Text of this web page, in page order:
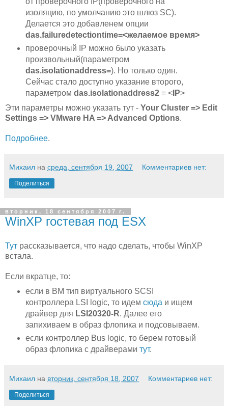
изоляцию, по умолчанию это шлюз SC).
Делается это добавленем опции
das.failuredetectiontime=<желаемое время>
проверочный IP можно было указать
произвольный(параметром
das.isolationaddress=). Но только один.
Сейчас стало доступно указание второго,
параметром das.isolationaddress2= <IP>
Эти параметры можно указать тут - Your Cluster => Edit
Settings => VMware HA => Advanced Options.
Подробнее.
Михаил на среда, сентября 19, 2007 Комментариев нет:
Поделиться
вторник, 18 сентября 2007 г.
WinXP гостевая под ESX
Тут рассказывается, что надо сделать, чтобы WinXP
встала.
Если вкратце, то:
если в ВМ тип виртуального SCSI
контроллера LSI logic, то идем сюда и ищем
драйвер для LSI20320-R. Далее его
запихиваем в образ флопика и подсовываем.
если контроллер Bus logic, то берем готовый
образ флопика с драйверами тут.
Михаил на вторник, сентября 18, 2007 Комментариев нет:
Поделиться